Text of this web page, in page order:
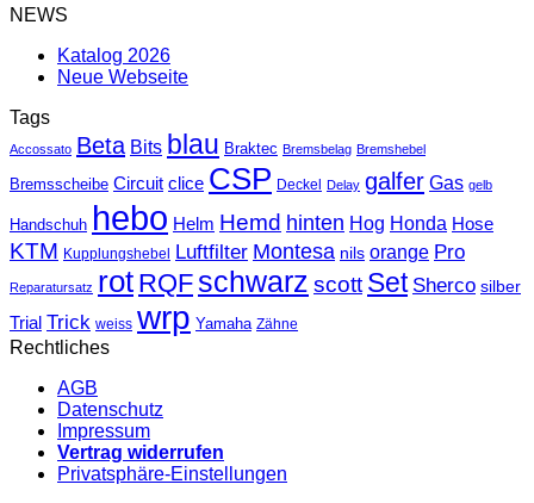
NEWS
Katalog 2026
Neue Webseite
Tags
Accossato Beta Bits blau Braktec Bremsbelag Bremshebel
Bremsscheibe Circuit clice CSP Deckel Delay galfer Gas gelb
Handschuh hebo Helm Hemd hinten Hog Honda Hose
KTM Kupplungshebel Luftfilter Montesa nils orange Pro
Reparatursatz rot RQF schwarz scott Set Sherco silber
Trial Trick weiss wrp Yamaha Zähne
Rechtliches
AGB
Datenschutz
Impressum
Vertrag widerrufen
Privatsphäre-Einstellungen